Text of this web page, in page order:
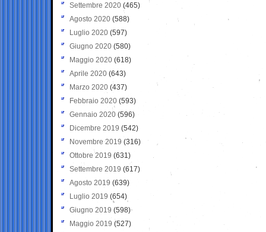
Settembre 2020(465)
Agosto 2020 (588)
Luglio 2020 (597)
Giugno 2020 (580)
Maggio 2020 (618)
Aprile 2020 (643)
Marzo 2020 (437)
Febbraio 2020 (593)
Gennaio 2020 (596)
Dicembre 2019 (542)
Novembre 2019 (316)
Ottobre 2019 (631)
Settembre 2019 (617)
Agosto 2019 (639)
Luglio 2019 (654)
Giugno 2019 (598)
Maggio 2019 (527)